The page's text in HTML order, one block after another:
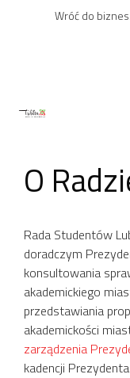
Wróć do
O
Rada Studentów
doradczym
konsultowania
akademickiego
przedstawiania
akademickości
zarządzenia
kadencji Prezydenta.